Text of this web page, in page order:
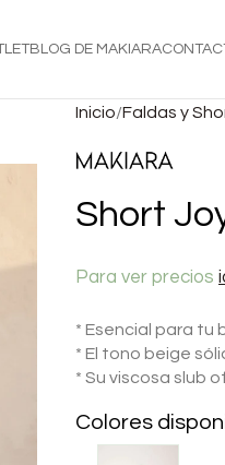
BLOG DE MAKIARA
Inicio Faldas y
Short
Para ver precios
* Esencial para tu
* El tono beige
* Su viscosa slub
Colores